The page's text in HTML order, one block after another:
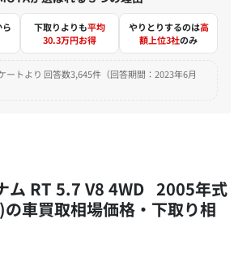
下取りよりも平均
30.3万円お得
やりとりするのは高
額上位3社のみ
トより 回答数3,645件（回答期間：2023年6月
ム RT 5.7 V8 4WD 2005年式
車買取相場価格・下取り相